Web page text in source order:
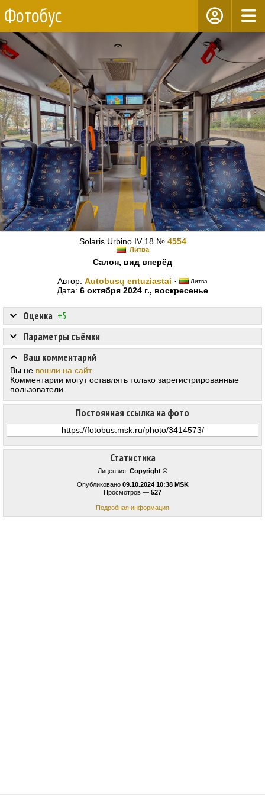
Фотобус
Solaris Urbino IV 18 № 4554
Литва
Салон, вид вперёд
Автор: Autobusų entuziastai · Литва
Дата: 6 октября 2024 г., воскресенье
Статистика
Лицензия: Copyright ©
Опубликовано 09.10.2024 10:38 MSK
Просмотров — 527
Подробная информация
Оценка +5
Постоянная ссылка на фото
Параметры съёмки
Ваш комментарий
Вы не вошли на сайт.
Комментарии могут оставлять только зарегистрированные
пользователи.